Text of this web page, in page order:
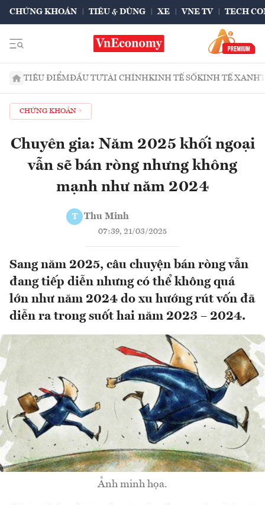
CHỨNG KHOÁN TIÊU & DÙNG XE VNE TV TECH
TIÊU ĐIỂMĐẦU TƯTÀI CHÍNHKINH TẾ SỐKINH TẾ XANH
CHỨNG KHOÁN
Chuyên gia: Năm 2025 khối ngoại
vẫn sẽ bán ròng nhưng không
mạnh như năm 2024
T Thu Minh
07:39, 21/03/2025
Sang năm 2025, câu chuyện bán ròng vẫn
đang tiếp diễn nhưng có thể không quá
lớn như năm 2024 do xu hướng rút vốn đã
diễn ra trong suốt hai năm 2023 – 2024.
Ảnh minh họa.